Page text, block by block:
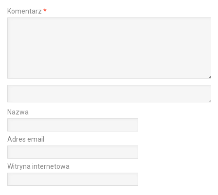
Komentarz *
Nazwa
Adres email
Witryna internetowa